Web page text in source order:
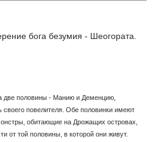
бога безумия - Шеогората.
две половины - Манию и Деменцию,
повелителя. Обе половинки имеют
обитающие на Дрожащих островах,
от той половины, в которой они живут.